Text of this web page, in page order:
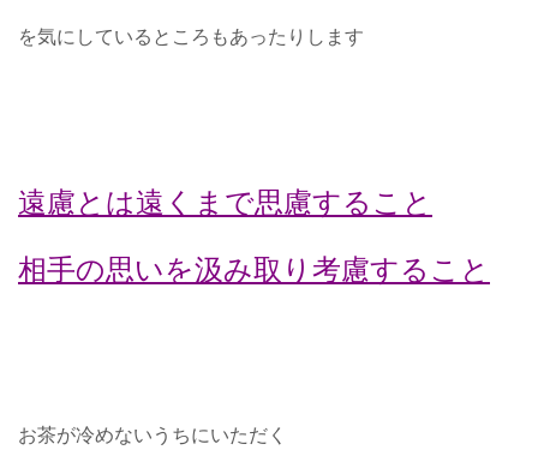
を気にしているところもあったりします
遠慮とは遠くまで思慮すること
相手の思いを汲み取り考慮すること
お茶が冷めないうちにいただく